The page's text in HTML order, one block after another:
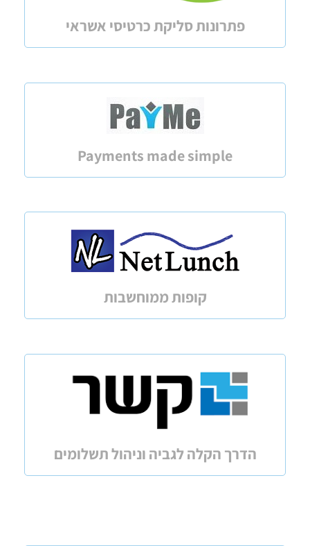
פתרונות סליקת כרטיסי אשראי
Payments made simple
קופות ממוחשבות
הדרך הקלה לגביה וניהול תשלומים